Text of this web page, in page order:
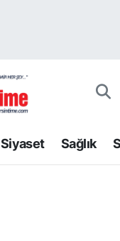
Siyaset Sağlık